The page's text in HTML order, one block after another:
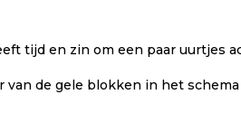
tijd en zin om een paar uurtjes
van de gele blokken in het